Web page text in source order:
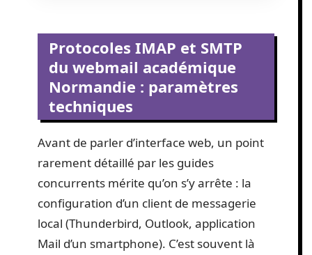
Protocoles IMAP et SMTP
du webmail académique
Normandie : paramètres
techniques
Avant de parler d’interface web, un point
rarement détaillé par les guides
concurrents mérite qu’on s’y arrête : la
configuration d’un client de messagerie
local (Thunderbird, Outlook, application
Mail d’un smartphone). C’est souvent là